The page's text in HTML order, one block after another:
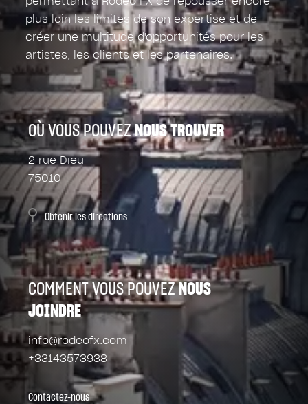
plus loin les limites de son expertise et de
créer une multitude d'opportunités pour les
artistes, les clients et les partenaires.
OÙ VOUS POUVEZNOUS TROUVER
2 rue Dieu
75010
Obtenir les directions
COMMENT VOUS POUVEZNOUS
JOINDRE
info@rodeofx.com
+33143573938
Contactez-nous